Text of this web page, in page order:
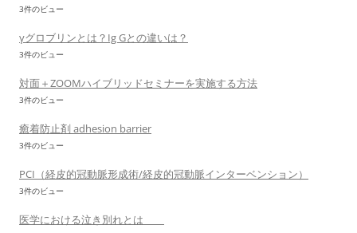
3件のビュー
γグロブリンとは？Ig Gとの違いは？
3件のビュー
対面＋ZOOMハイブリッドセミナーを実施する方法
3件のビュー
癒着防止剤 adhesion barrier
3件のビュー
PCI（経皮的冠動脈形成術/経皮的冠動脈インターベンション）
3件のビュー
医学における泣き別れとは